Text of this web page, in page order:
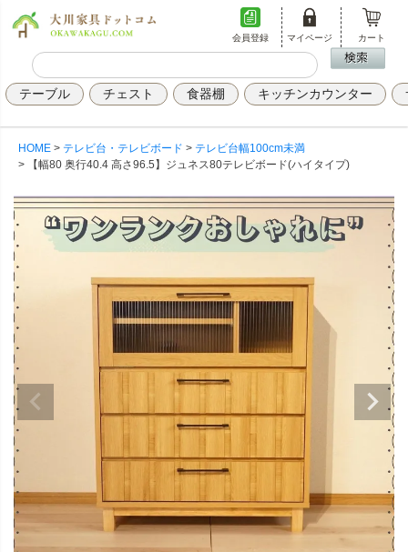
会員登録 マイページ カート
テーブル チェスト 食器棚 キッチンカウンター
HOME テレビ台・テレビボード
テレビ台幅100cm未満
【幅80 奥行40.4 高さ96.5】ジュネス80テレビボード(ハイタイプ)